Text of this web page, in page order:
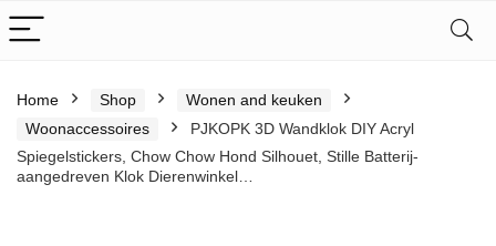
Home Shop
Wonen and keuken
Woonaccessoires
PJKOPK 3D Wandklok DIY Acryl
Spiegelstickers, Chow Chow Hond Silhouet, Stille Batterij-
aangedreven Klok Dierenwinkel…